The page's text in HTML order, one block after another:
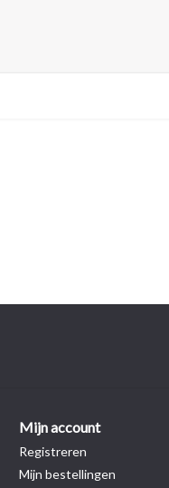
Mijn account
Registreren
Mijn bestellingen